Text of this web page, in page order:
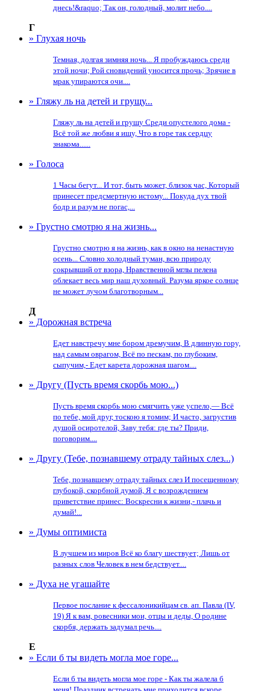
днесь!&raquo; Так он, голодный, молит небо....
Г
» Глухая ночь
Темная, долгая зимняя ночь... Я пробуждаюсь среди
этой ночи; Рой сновидений уносится прочь; Зрячие в
мрак упираются очи....
» Гляжу ль на детей и грущу...
Гляжу ль на детей и грущу Среди опустелого дома -
Всё той же любви я ищу, Что в горе так сердцу
знакома......
» Голоса
1 Часы бегут... И тот, быть может, близок час, Который
принесет предсмертную истому... Покуда дух твой
бодр и разум не погас,...
» Грустно смотрю я на жизнь...
Грустно смотрю я на жизнь, как в окно на ненастную
осень... Словно холодный туман, всю природу
сокрывший от взора, Нравственной мглы пелена
облекает весь мир наш духовный. Разума яркое солнце
не может лучом благотворным...
Д
» Дорожная встреча
Едет навстречу мне бором дремучим, В длинную гору,
над самым оврагом, Всё по пескам, по глубоким,
сыпучим,- Едет карета дорожная шагом....
» Другу (Пусть время скорбь мою...)
Пусть время скорбь мою смягчить уже успело,— Всё
по тебе, мой друг, тоскою я томим; И часто, загрустив
душой осиротелой, Заву тебя: где ты? Приди,
поговорим....
» Другу (Тебе, познавшему отраду тайных слез...)
Тебе, познавшему отраду тайных слез И посещенному
глубокой, скорбной думой, Я с возрождением
приветствие принес: Воскресни к жизни,- плачь и
думай!...
» Думы оптимиста
В лучшем из миров Всё ко благу шествует; Лишь от
разных слов Человек в нем бедствует....
» Духа не угашайте
Первое послание к фессалоникийцам св. ап. Павла (IV,
19) Я к вам, ровесники мои, отцы и деды, О родине
скорбя, держать задумал речь....
Е
» Если б ты видеть могла мое горе...
Если б ты видеть могла мое горе - Как ты жалела б